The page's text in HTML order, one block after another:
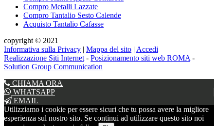
Compro Metalli Lazzate
Compro Tantalio Sesto Calende
Acquisto Tantalio Cafasse
copyright © 2021
Informativa sulla Privacy | Mappa del sito | Accedi
Realizzazione Siti Internet - Posizionamento siti web ROMA -
Solution Group Communication
CHIAMA ORA
WHATSAPP
EMAIL
Utilizziamo i cookie per essere sicuri che tu possa avere la migliore
esperienza sul nostro sito. Se continui ad utilizzare questo sito noi